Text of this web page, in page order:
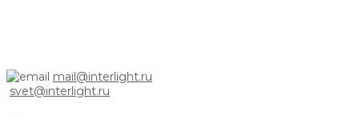
mail@interlight.ru
svet@interlight.ru